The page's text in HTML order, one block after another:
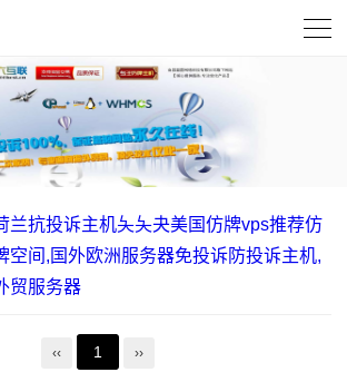
兰抗投诉主机夨夨夬美国仿牌vps推荐仿
空间,国外欧洲服务器免投诉防投诉主机,
贸服务器
‹‹ 1 ››